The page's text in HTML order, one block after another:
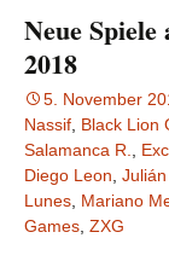
Neue
2018
5. November
Nassif Black Lion
Salamanca R.
Diego Leon
Lunes Mariano
Games ZXG